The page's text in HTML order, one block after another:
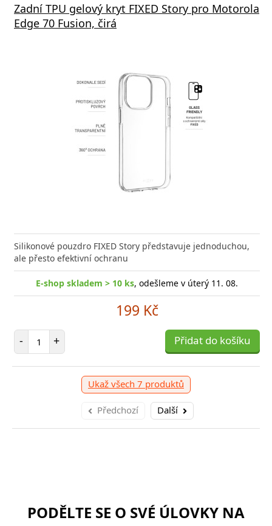
Zadní TPU gelový kryt FIXED Story pro Motorola
Edge 70 Fusion, čirá
Silikonové pouzdro FIXED Story představuje jednoduchou,
ale přesto efektivní ochranu
E-shop skladem > 10 ks, odešleme v úterý 11. 08.
199 Kč
- Počet položek
+ Přidat do košíku
Ukaž všech 7 produktů
Předchozí Další
PODĚLTE SE O SVÉ ÚLOVKY NA